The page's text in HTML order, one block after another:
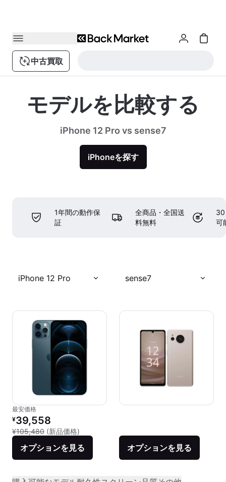
中古買取
モデルを比較する
iPhone 12 Pro vs sense7
iPhoneを探す
1年間の動作保
証
全商品・全国送
料無料
30
可
iPhone 12 Pro sense7
最安価格
リファービッシュ品の価格：
¥39,558
¥105,480 (新品価格)
オプションを見る オプションを見る